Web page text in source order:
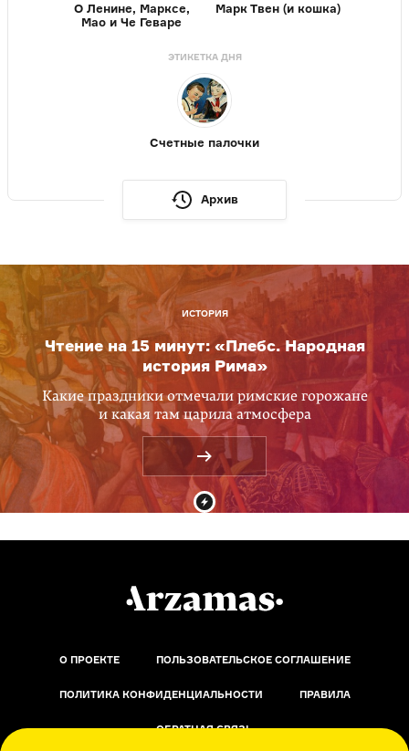
О Ленине, Марксе,
Мао и Че Геваре
Марк Твен (и кошка)
ЭТИКЕТКА ДНЯ
Счетные палочки
Архив
ИСТОРИЯ
Чтение на 15 минут: «Плебс. Народная
история Рима»
Какие праздники отмечали римские горожане
и какая там царила атмосфера
О ПРОЕКТЕ ПОЛЬЗОВАТЕЛЬСКОЕ СОГЛАШЕНИЕ
ПОЛИТИКА КОНФИДЕНЦИАЛЬНОСТИ ПРАВИЛА
ОБРАТНАЯ СВЯЗЬ